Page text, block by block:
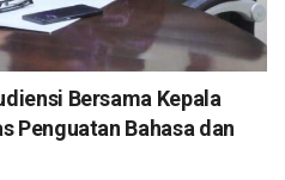
Bersama Kepala
Penguatan Bahasa dan